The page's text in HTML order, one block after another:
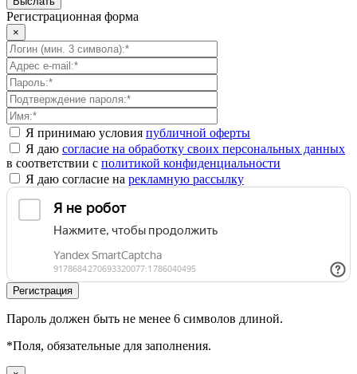
Регистрационная форма
×
Я принимаю условия публичной оферты
Я даю согласие на обработку своих персональных данных
в соответствии с политикой конфиденциальности
Я даю согласие на рекламную рассылку
Пароль должен быть не менее 6 символов длиной.
*Поля, обязательные для заполнения.